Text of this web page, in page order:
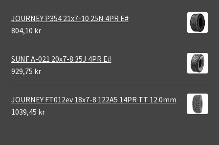
JOURNEY P354 21x7-10 25N 4PR E#
804,10 kr
SUNF A-021 20x7-8 35J 4PR E#
929,75 kr
JOURNEY FT012ev 18x7-8 122A5 14PR TT 12.0mm
1039,45 kr